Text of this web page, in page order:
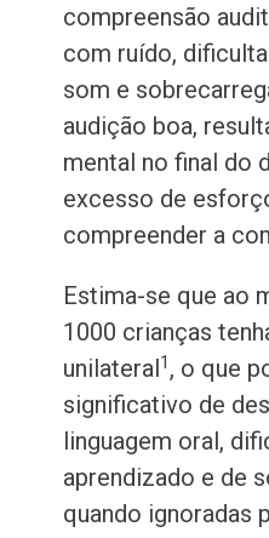
compreensão
com ruído,
som e
audição boa,
mental no final do
excesso de
compreender a
Estima-se que ao
1000 crianças
unilateral1 , o que
significativo de
linguagem oral,
aprendizado e de
quando ignoradas